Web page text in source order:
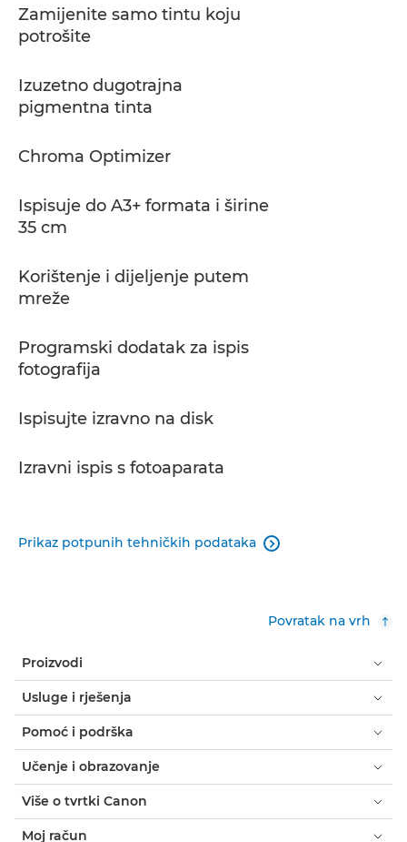
Zamijenite samo tintu koju
potrošite
Izuzetno dugotrajna
pigmentna tinta
Chroma Optimizer
Ispisuje do A3+ formata i širine
35 cm
Korištenje i dijeljenje putem
mreže
Programski dodatak za ispis
fotografija
Ispisujte izravno na disk
Izravni ispis s fotoaparata
Prikaz potpunih tehničkih podataka 
Povratak na vrh
Proizvodi
Usluge i rješenja
Pomoć i podrška
Učenje i obrazovanje
Više o tvrtki Canon
Moj račun